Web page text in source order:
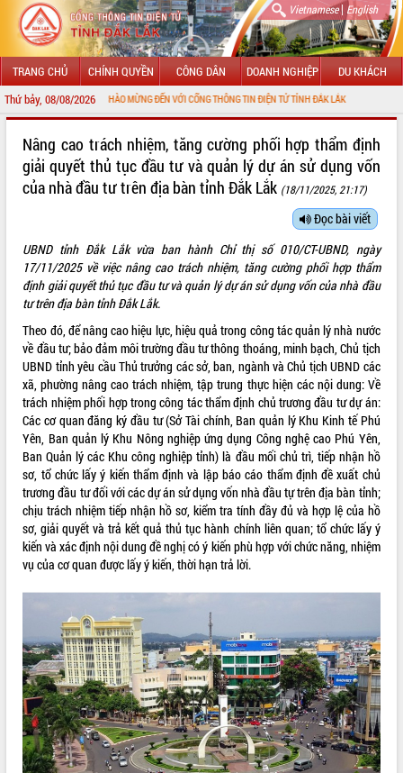
Vietnamese| English
TRANG CHỦ CHÍNH QUYỀN CÔNG DÂN DOANH NGHIỆP DU KHÁCH
Thứ bảy, 08/08/2026CHÀO MỪNG ĐẾN VỚI CỔNG THÔNG TIN ĐIỆN TỬ TỈNH ĐẮK LẮK
LÃNH ĐẠO UBND TỈNH
SỞ, BAN, NGÀNH
UBND CÁC XÃ, PHƯỜNG
HỆ THỐNG VĂN BẢN
VĂN BẢN HĐND TỈNH
ĐIỂM TIN VĂN BẢN
QUY HOẠCH - KẾ HOẠCH
Nâng cao trách nhiệm, tăng cường phối hợp thẩm định
giải quyết thủ tục đầu tư và quản lý dự án sử dụng vốn
của nhà đầu tư trên địa bàn tỉnh Đắk Lắk (18/11/2025, 21:17)
Đọc bài viết
UBND tỉnh Đắk Lắk vừa ban hành Chỉ thị số 010/CT-UBND, ngày
17/11/2025 về việc nâng cao trách nhiệm, tăng cường phối hợp thẩm
định giải quyết thủ tục đầu tư và quản lý dự án sử dụng vốn của nhà đầu
tư trên địa bàn tỉnh Đắk Lắk.
Theo đó, để nâng cao hiệu lực, hiệu quả trong công tác quản lý nhà nước
về đầu tư; bảo đảm môi trường đầu tư thông thoáng, minh bạch, Chủ tịch
UBND tỉnh yêu cầu Thủ trưởng các sở, ban, ngành và Chủ tịch UBND các
xã, phường nâng cao trách nhiệm, tập trung thực hiện các nội dung: Về
trách nhiệm phối hợp trong công tác thẩm định chủ trương đầu tư dự án:
Các cơ quan đăng ký đầu tư (Sở Tài chính, Ban quản lý Khu Kinh tế Phú
Yên, Ban quản lý Khu Nông nghiệp ứng dụng Công nghệ cao Phú Yên,
Ban Quản lý các Khu công nghiệp tỉnh) là đầu mối chủ trì, tiếp nhận hồ
sơ, tổ chức lấy ý kiến thẩm định và lập báo cáo thẩm định đề xuất chủ
trương đầu tư đối với các dự án sử dụng vốn nhà đầu tự trên địa bàn tỉnh;
chịu trách nhiệm tiếp nhận hồ sơ, kiểm tra tính đầy đủ và hợp lệ của hồ
sơ, giải quyết và trả kết quả thủ tục hành chính liên quan; tổ chức lấy ý
kiến và xác định nội dung đề nghị có ý kiến phù hợp với chức năng, nhiệm
vụ của cơ quan được lấy ý kiến, thời hạn trả lời.